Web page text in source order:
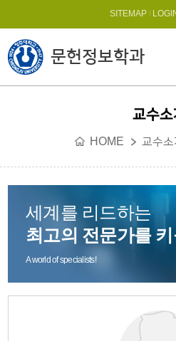
본문 바로
문헌정보학과
SITEMAP
교수소
HOME 교수소
세계를 리드하는
최고의 전문가를
A world of specialists!